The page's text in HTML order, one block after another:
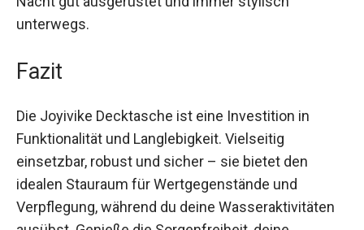
auch einen modernen Touch. Somit bist du Tag
und Nacht gut ausgerüstet und immer stylisch
Fazit
Die Joyivike Decktasche ist eine Investition in
Funktionalität und Langlebigkeit. Vielseitig
einsetzbar, robust und sicher – sie bietet den
idealen Stauraum für Wertgegenstände und